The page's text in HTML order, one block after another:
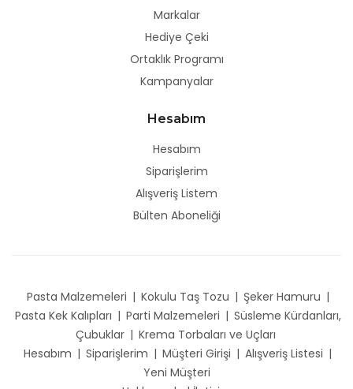
Markalar
Hediye Çeki
Ortaklık Programı
Kampanyalar
Hesabım
Hesabım
Siparişlerim
Alışveriş Listem
Bülten Aboneliği
Pasta Malzemeleri | Kokulu Taş Tozu | Şeker Hamuru |
Pasta Kek Kalıpları | Parti Malzemeleri | Süsleme Kürdanları,
Çubuklar | Krema Torbaları ve Uçları
Hesabım | Siparişlerim | Müşteri Girişi | Alışveriş Listesi |
Yeni Müşteri